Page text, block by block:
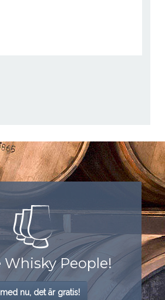
Whisky People!
nu, det är gratis!